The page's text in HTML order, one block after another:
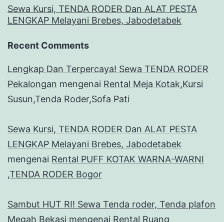
Sewa Kursi, TENDA RODER Dan ALAT PESTA
LENGKAP Melayani Brebes, Jabodetabek
Recent Comments
Lengkap Dan Terpercaya! Sewa TENDA RODER
Pekalongan mengenai Rental Meja Kotak,Kursi
Susun,Tenda Roder,Sofa Pati
Sewa Kursi, TENDA RODER Dan ALAT PESTA
LENGKAP Melayani Brebes, Jabodetabek
mengenai Rental PUFF KOTAK WARNA-WARNI
,TENDA RODER Bogor
Sambut HUT RI! Sewa Tenda roder, Tenda plafon
Megah Bekasi mengenai Rental Ruang